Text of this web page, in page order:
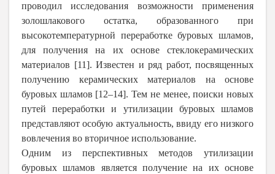
проводил исследования возможности применения
золошлакового остатка, образованного при
высокотемпературной переработке буровых шламов,
для получения на их основе стеклокерамических
материалов [11]. Известен и ряд работ, посвященных
получению керамических материалов на основе
буровых шламов [12–14]. Тем не менее, поиски новых
путей переработки и утилизации буровых шламов
представляют особую актуальность, ввиду его низкого
вовлечения во вторичное использование.
Одним из перспективных методов утилизации
буровых шламов является получение на их основе